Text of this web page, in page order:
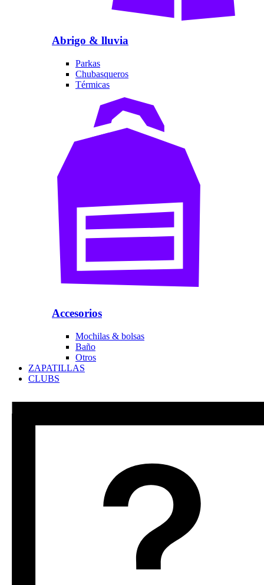
Abrigo & lluvia
Parkas
Chubasqueros
Térmicas
Accesorios
Mochilas & bolsas
Baño
Otros
ZAPATILLAS
CLUBS